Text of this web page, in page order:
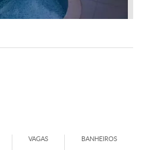
VAGAS BANHEIROS